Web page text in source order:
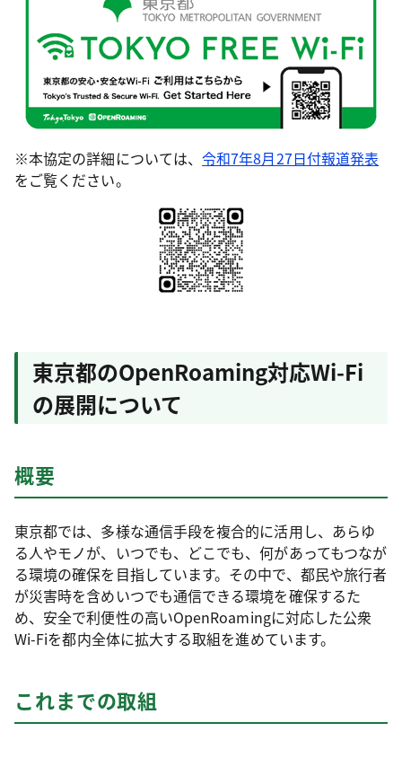
※本協定の詳細については、令和7年8月27日付報道発表
をご覧ください。
東京都のOpenRoaming対応Wi-Fi
の展開について
概要
東京都では、多様な通信手段を複合的に活用し、あらゆ
る人やモノが、いつでも、どこでも、何があってもつなが
る環境の確保を目指しています。その中で、都民や旅行者
が災害時を含めいつでも通信できる環境を確保するた
め、安全で利便性の高いOpenRoamingに対応した公衆
Wi-Fiを都内全体に拡大する取組を進めています。
これまでの取組